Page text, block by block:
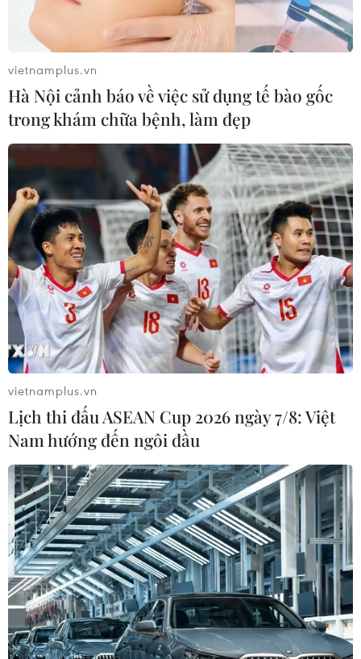
vietnamplus.vn
Hà Nội cảnh báo về việc sử dụng tế bào gốc
trong khám chữa bệnh, làm đẹp
vietnamplus.vn
Lịch thi đấu ASEAN Cup 2026 ngày 7/8: Việt
Nam hướng đến ngôi đầu